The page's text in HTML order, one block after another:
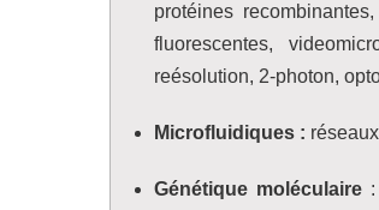
protéines
fluorescentes,
reésolution, 2-photon,
Microfluidiques :
Génétique moléculaire